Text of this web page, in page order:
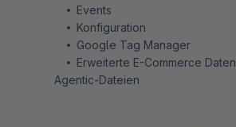
Events
Konfiguration
Google Tag Manager
Erweiterte E-Commerce Daten
Agentic-Dateien